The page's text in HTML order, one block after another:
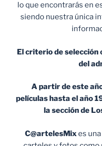
lo que encontrarás en
siendo nuestra única
El criterio de selección
del
A partir de este
películas hasta el año
la sección de
C@artelesMixes